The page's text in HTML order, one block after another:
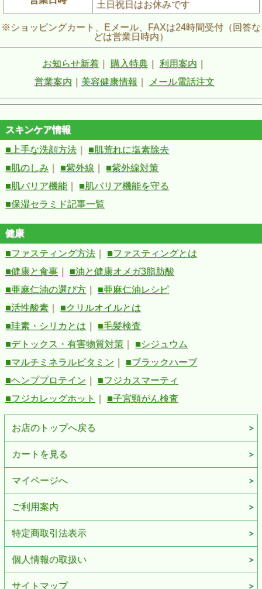
土日祝日はお休みです
※ショッピングカート、Eメール、FAXは24時間受付（回答な
どは営業日時内）
お知らせ新着｜ 購入特典｜ 利用案内
営業案内
美容健康情報 メール電話注文
スキンケア情報
■上手な洗顔方法
■肌荒れに塩素除去
■肌のしみ
■紫外線
■紫外線対策
■肌バリア機能
■肌バリア機能を守る
■保湿セラミド記事一覧
健康
■ファスティング方法
■ファスティングとは
■健康と食事
■油と健康オメガ3脂肪酸
■亜麻仁油の選び方
■亜麻仁油レシピ
■活性酸素
■クリルオイルとは
■珪素・シリカとは
■毛髪検査
■デトックス・有害物質対策
■シジュウム
■マルチミネラルビタミン
■ブラックハーブ
■ヘンププロテイン
■フジカスマーティ
■フジカレッグホット
■子宮頸がん検査
お店のトップへ戻る
カートを見る
マイページへ
ご利用案内
特定商取引法表示
個人情報の取扱い
サイトマップ